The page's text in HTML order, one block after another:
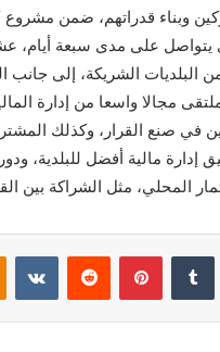
وبناء قدراتهم، ضمن مشروع
يتواصل على مدى سبعة
الشريكة، إلى جانب
مجالا واسعا من إدارة
في صنع القرار، وكذلك
إدارة مالية أفضل للبلدية،
المحلي، مثل الشراكة بين
‏Tumblr بينتيريست
‏Reddit
‏VKontakte